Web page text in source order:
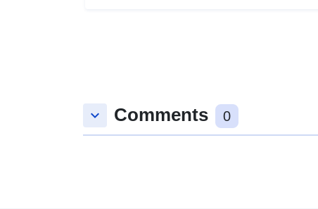
keyboard_arrow_down Comments 0